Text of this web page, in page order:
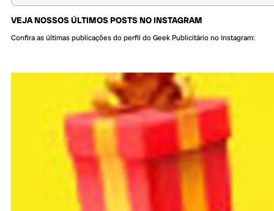
VEJA NOSSOS ÚLTIMOS POSTS NO INSTAGRAM
Confira as últimas publicações do perfil do Geek Publicitário no Instagram: